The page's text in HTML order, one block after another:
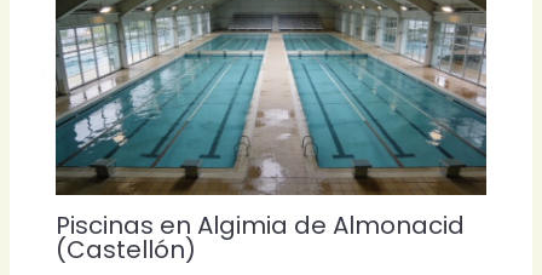
Piscinas en Algimia de Almonacid
(Castellón)